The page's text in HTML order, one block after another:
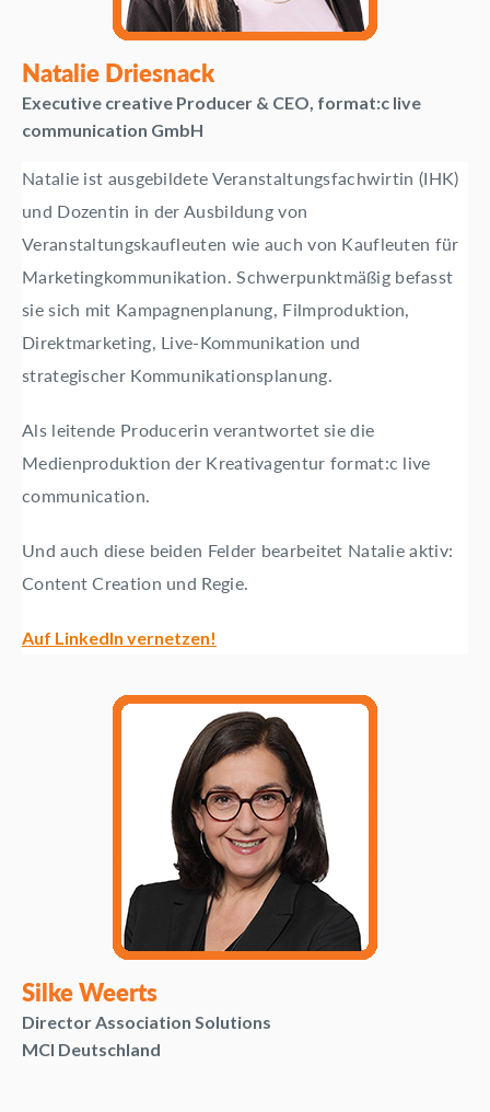
Natalie Driesnack
Executive creative Producer & CEO, format:c live
communication GmbH
Natalie ist ausgebildete Veranstaltungsfachwirtin (IHK)
und Dozentin in der Ausbildung von
Veranstaltungskaufleuten wie auch von Kaufleuten für
Marketingkommunikation. Schwerpunktmäßig befasst
sie sich mit Kampagnenplanung, Filmproduktion,
Direktmarketing, Live-Kommunikation und
strategischer Kommunikationsplanung.
Als leitende Producerin verantwortet sie die
Medienproduktion der Kreativagentur format:c live
communication.
Und auch diese beiden Felder bearbeitet Natalie aktiv:
Content Creation und Regie.
Auf LinkedIn vernetzen!
Silke Weerts
Director Association Solutions
MCI Deutschland